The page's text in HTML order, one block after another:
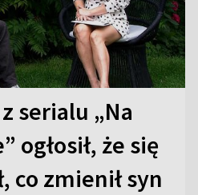
serialu „Na
ogłosił, że się
co zmienił syn